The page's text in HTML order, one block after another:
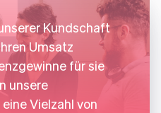
Kundschaft
Umsatz
für sie
unsere
Vielzahl von